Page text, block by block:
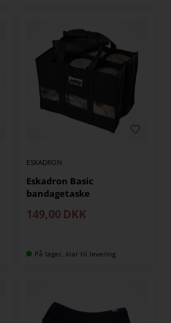
ESKADRON
Eskadron Basic
bandagetaske
149,00 DKK
På lager, klar til levering